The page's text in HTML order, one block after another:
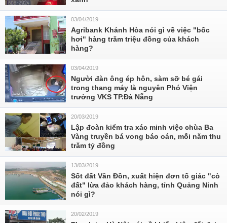
03/04/2019
Agribank Khánh Hòa nói gì về việc "bốc
hơi" hàng trăm triệu đồng của khách
hàng?
03/04/2019
Người đàn ông ép hôn, sàm sỡ bé gái
trong thang máy là nguyên Phó Viện
trưởng VKS TP.Đà Nẵng
20/03/2019
Lập đoàn kiểm tra xác minh việc chùa Ba
Vàng truyền bá vong báo oán, mỗi năm thu
trăm tỷ đồng
13/03/2019
Sốt đất Vân Đồn, xuất hiện đơn tố giác "cò
đất" lừa đảo khách hàng, tỉnh Quảng Ninh
nói gì?
20/02/2019